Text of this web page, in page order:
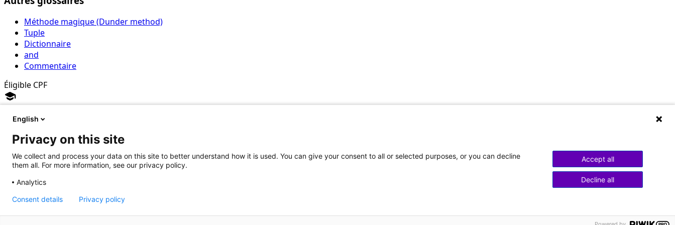
Méthode magique (Dunder method)
Tuple
Dictionnaire
and
Commentaire
Éligible CPF
school
Formation TOSA Python
verifiedCertification reconnue par l'État
verifiedFormation 100% finançable par CPF
verified
verified Exercices pratiques & projets réels
English
Privacy on this site
We collect and process your data on this site to better understand how it is used. You can give your consent to all or selected purposes, or you can decline
them all. For more information, see our privacy policy.
Analytics
Accept all
Decline all
Consent details Privacy policy